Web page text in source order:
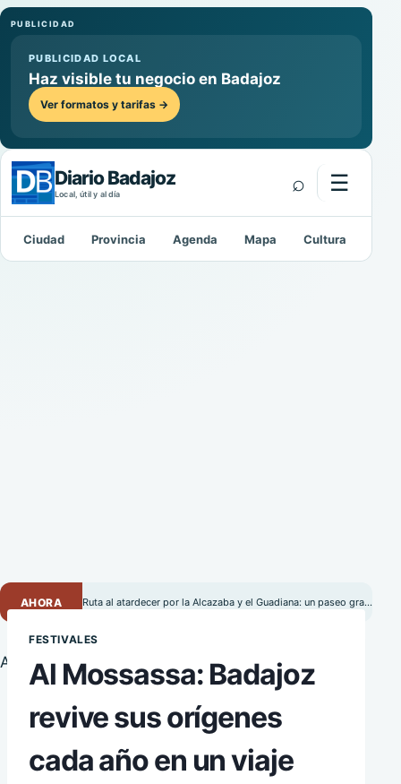
PUBLICIDAD
PUBLICIDAD LOCAL
Haz visible tu negocio en Badajoz
Ver formatos y tarifas →
Diario Badajoz
Local, útil y al día ⌕ ☰Abrir
Buscar:
Ciudad Provincia Agenda Mapa Cultura
AHORA Ruta al atardecer por la Alcazaba y el Guadiana: un paseo gratuito por Badajoz
FESTIVALES
Al Mossassa: Badajoz
revive sus orígenes
cada año en un viaje